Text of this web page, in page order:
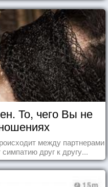
То, чего Вы не
между партнерами
друг к другу...